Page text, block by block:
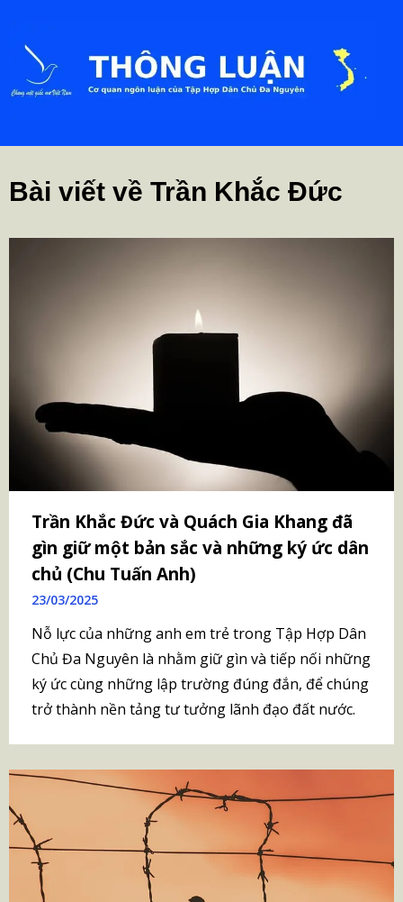
Bài viết về Trần Khắc Đức
Trần Khắc Đức và Quách Gia Khang đã
gìn giữ một bản sắc và những ký ức dân
chủ (Chu Tuấn Anh)
23/03/2025
Nỗ lực của những anh em trẻ trong Tập Hợp Dân
Chủ Đa Nguyên là nhằm giữ gìn và tiếp nối những
ký ức cùng những lập trường đúng đắn, để chúng
trở thành nền tảng tư tưởng lãnh đạo đất nước.